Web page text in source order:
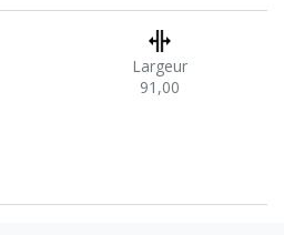
Largeur
91,00